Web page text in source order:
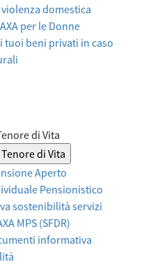
domestica
per le Donne
tuoi beni privati in caso
di Vita
di Vita
Aperto
Pensionistico
sostenibilità servizi
MPS (SFDR)
informativa